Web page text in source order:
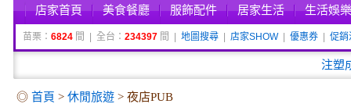
店家首頁 美食餐廳 服飾配件 居家生活 生活娛樂
苗栗： 6824 間 | 全台： 234397 間 | 地圖搜尋 店家SHOW| 優惠券 促銷
注塑
◎ 首頁 > 休閒旅遊 > 夜店PUB